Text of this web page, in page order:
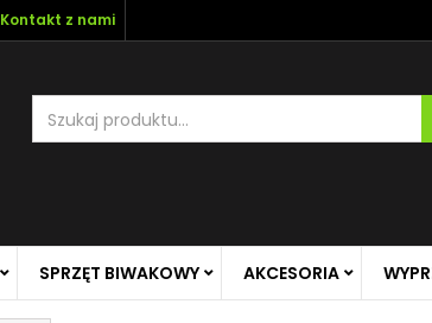
Kontakt z nami
SPRZĘT BIWAKOWY AKCESORIA